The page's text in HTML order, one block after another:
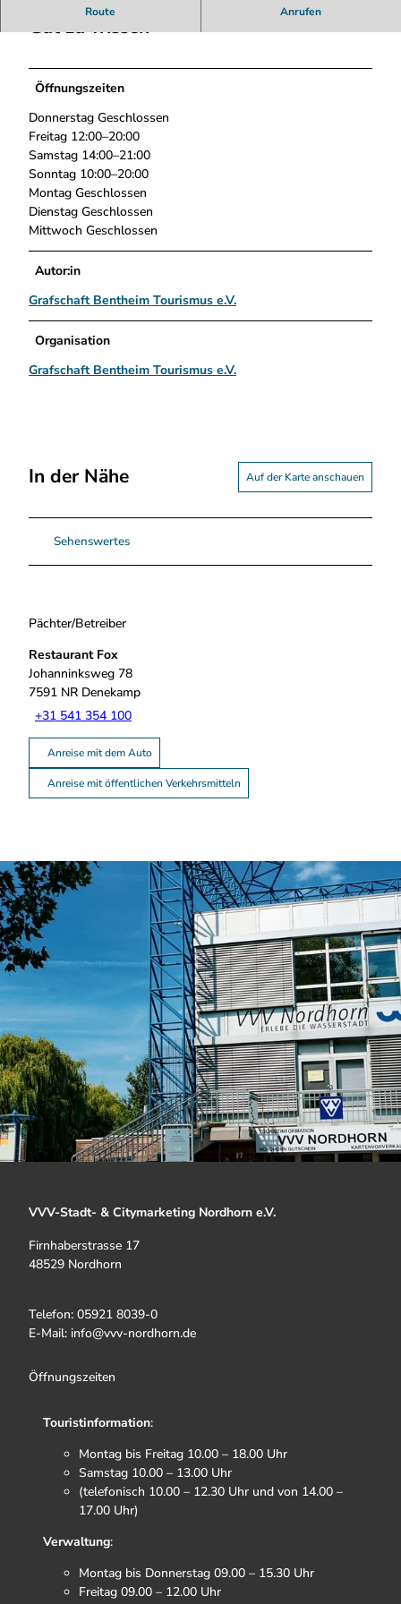
j
g
Route Anrufen
Gut zu wissen
Öffnungszeiten
Donnerstag Geschlossen
Freitag 12:00–20:00
Samstag 14:00–21:00
Sonntag 10:00–20:00
Montag Geschlossen
Dienstag Geschlossen
Mittwoch Geschlossen
Autor:in
Grafschaft Bentheim Tourismus e.V.
Organisation
Grafschaft Bentheim Tourismus e.V.
In der Nähe Auf der Karte anschauen
Sehenswertes
Pächter/Betreiber
Restaurant Fox
Johanninksweg 78
7591 NR Denekamp
+31 541 354 100
Anreise mit dem Auto
Anreise mit öffentlichen Verkehrsmitteln
VVV-Stadt- & Citymarketing Nordhorn e.V.
Firnhaberstrasse 17
48529 Nordhorn
Telefon: 05921 8039-0
E-Mail: info@vvv-nordhorn.de
Öffnungszeiten
Touristinformation:
Montag bis Freitag 10.00 – 18.00 Uhr
Samstag 10.00 – 13.00 Uhr
(telefonisch 10.00 – 12.30 Uhr und von 14.00 –
17.00 Uhr)
Verwaltung:
Montag bis Donnerstag 09.00 – 15.30 Uhr
Freitag 09.00 – 12.00 Uhr